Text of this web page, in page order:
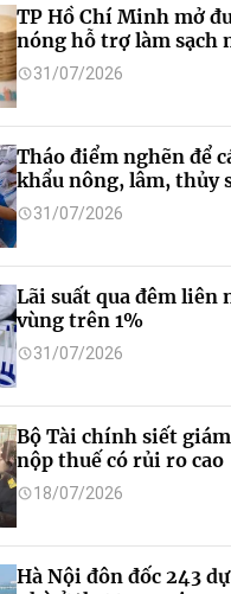
TP Hồ Chí Minh mở
nóng hỗ trợ làm sạch
31/07/2026
Tháo điểm nghẽn để
khẩu nông, lâm, thủy
31/07/2026
Lãi suất qua đêm liên
vùng trên 1%
31/07/2026
Bộ Tài chính siết
nộp thuế có rủi ro cao
18/07/2026
Hà Nội đôn đốc 243